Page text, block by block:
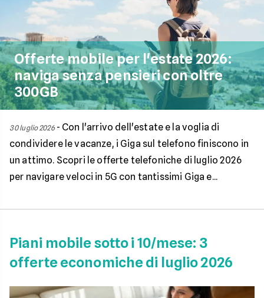
Offerte mobile per l'estate 2026:
naviga senza pensieri con oltre
300GB
30 luglio 2026- Con l'arrivo dell'estate e la voglia di
condividere le vacanze, i Giga sul telefono finiscono in
un attimo. Scopri le offerte telefoniche di luglio 2026
per navigare veloci in 5G con tantissimi Giga e...
Piani mobile sotto i 10/mese: 3
offerte economiche di luglio 2026